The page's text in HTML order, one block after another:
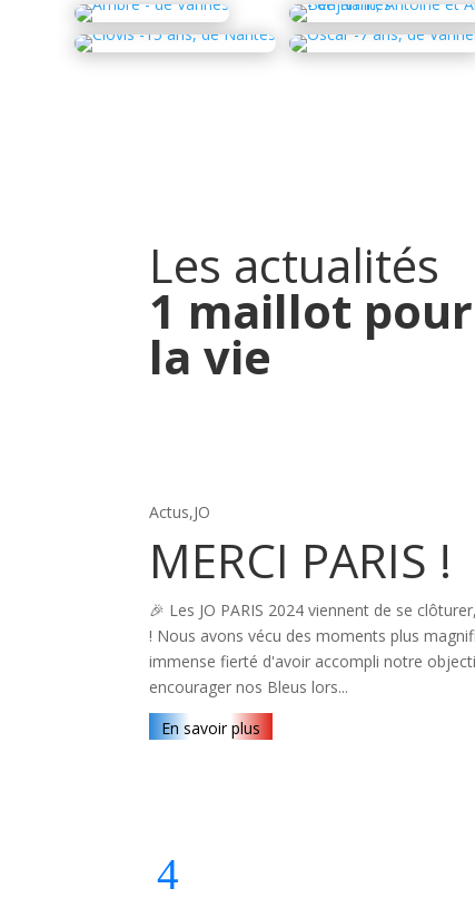
Les actualités
1 maillot pour
la vie
Actus,JO
MERCI PARIS !
🎉 Les JO PARIS 2024 viennent de se
! Nous avons vécu des moments plus
immense fierté d'avoir accompli notre
encourager nos Bleus lors...
En savoir plus